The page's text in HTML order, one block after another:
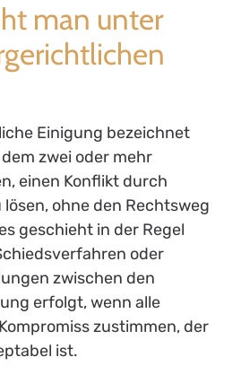
man unter
Einigung bezeichnet
zwei oder mehr
einen Konflikt durch
ohne den Rechtsweg
geschieht in der Regel
oder
zwischen den
erfolgt, wenn alle
zustimmen, der
ist.